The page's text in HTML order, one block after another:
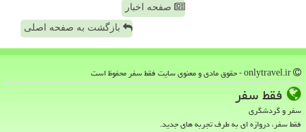
صفحه اخبار
بازگشت به صفحه اصلی
فقط سفر
سفر و گردشگری
فقط سفر، دروازه ای به طرف تجربه های جدید.